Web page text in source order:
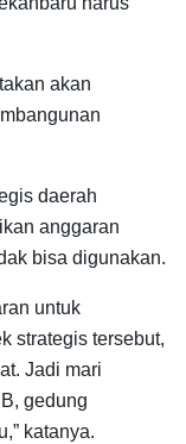
akan
daerah
anggaran
bisa digunakan.
untuk
strategis tersebut,
Jadi mari
gedung
katanya.